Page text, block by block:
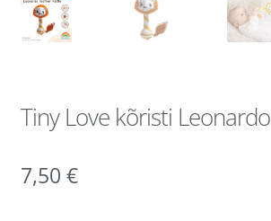
Tiny Love kõristi Leonardo
7,50 €